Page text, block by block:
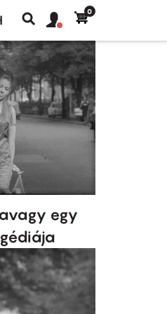
Keresés
menü
fiók
menüje
Felhasználói
0
egy